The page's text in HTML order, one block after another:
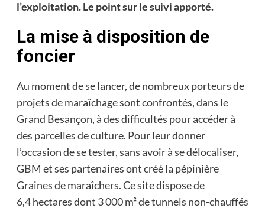
l’exploitation. Le point sur le suivi apporté.
La mise à disposition de
foncier
Au moment de se lancer, de nombreux porteurs de
projets de maraîchage sont confrontés, dans le
Grand Besançon, à des difficultés pour accéder à
des parcelles de culture. Pour leur donner
l’occasion de se tester, sans avoir à se délocaliser,
GBM et ses partenaires ont créé la pépinière
Graines de maraîchers. Ce site dispose de
6,4 hectares dont 3 000 m² de tunnels non-chauffés